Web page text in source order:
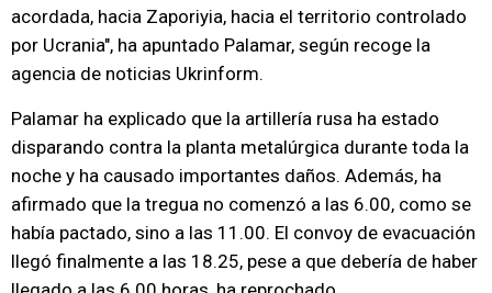
acordada, hacia Zaporiyia, hacia el territorio controlado
por Ucrania", ha apuntado Palamar, según recoge la
agencia de noticias Ukrinform.
Palamar ha explicado que la artillería rusa ha estado
disparando contra la planta metalúrgica durante toda la
noche y ha causado importantes daños. Además, ha
afirmado que la tregua no comenzó a las 6.00, como se
había pactado, sino a las 11.00. El convoy de evacuación
llegó finalmente a las 18.25, pese a que debería de haber